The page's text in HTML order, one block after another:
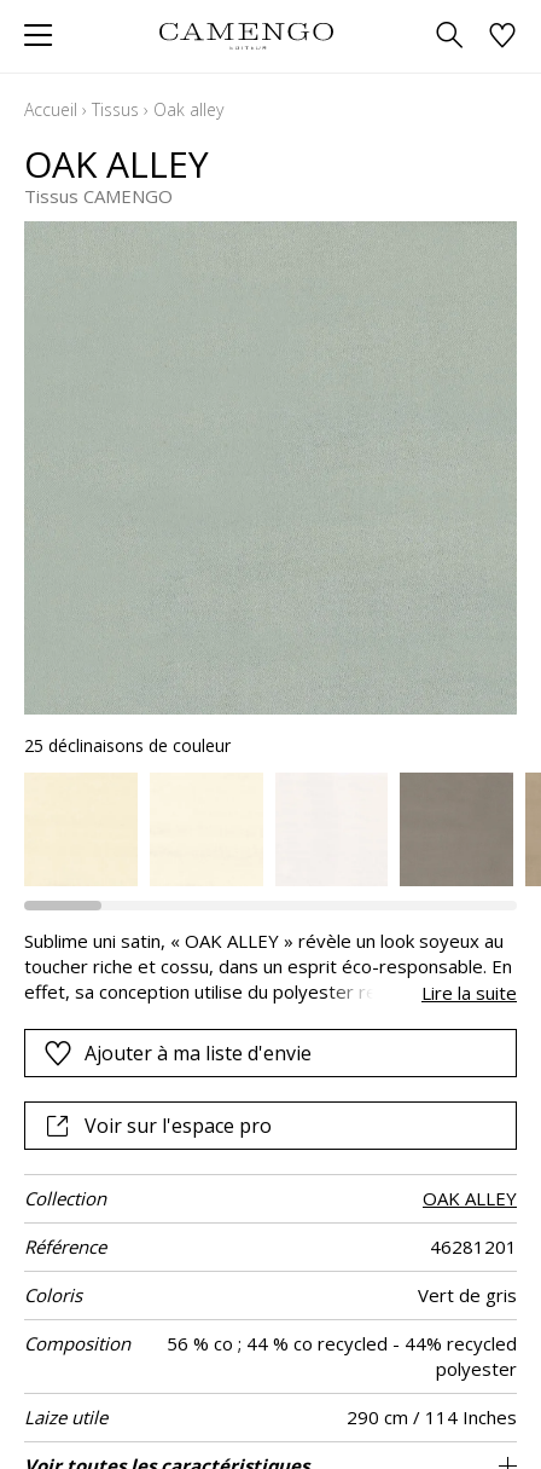
Accueil › Tissus › Oak alley
OAK ALLEY
Tissus CAMENGO
25 déclinaisons de couleur
Sublime uni satin, « OAK ALLEY » révèle un look soyeux au
toucher riche et cossu, dans un esprit éco-responsable. En
effet, sa conception utilise du polyester recyclé (43%),
est issu du recyclage de bouteilles d’eau minérale et
d’emballages alimentaires. Les bouteilles et emballages
fibre, puis en fil et enfin en tissu de polyester recyclé.
Lire la suite
Ajouter à ma liste d'envie
Voir sur l'espace pro
Collection
OAK ALLEY
Référence
46281201
Coloris
Vert de gris
Composition
56 % co ; 44 % co recycled - 44% recycled
polyester
Laize utile
290 cm / 114 Inches